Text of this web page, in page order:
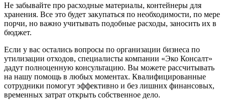
Не забывайте про расходные материалы, контейнеры для
хранения. Все это будет закупаться по необходимости, по мере
порчи, но важно учитывать подобные расходы, заносить их в
бюджет.
Если у вас остались вопросы по организации бизнеса по
утилизации отходов, специалисты компании «Эко Консалт»
дадут полноценную консультацию. Вы можете рассчитывать
на нашу помощь в любых моментах. Квалифицированные
сотрудники помогут эффективно и без лишних финансовых,
временных затрат открыть собственное дело.